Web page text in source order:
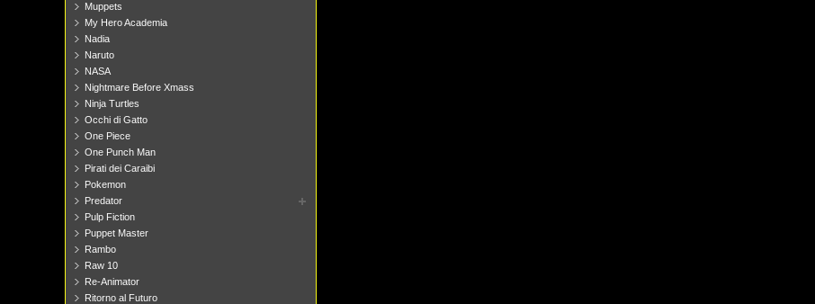
Muppets
My Hero Academia
Nadia
Naruto
NASA
Nightmare Before Xmass
Ninja Turtles
Occhi di Gatto
One Piece
One Punch Man
Pirati dei Caraibi
Pokemon
Predator
Pulp Fiction
Puppet Master
Rambo
Raw 10
Re-Animator
Ritorno al Futuro